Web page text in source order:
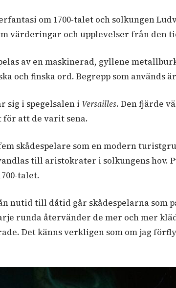
om 1700-talet och solkungen
värderingar och upplevelser från den
av en maskinerad, gyllene
och finska ord. Begrepp som används
sig i spegelsalen i Versailles. Den fjärde
att de varit sena.
skådespelare som en modern
till aristokrater i solkungens hov.
talet.
nutid till dåtid går skådespelarna som
runda återvänder de mer och mer
Det känns verkligen som om jag